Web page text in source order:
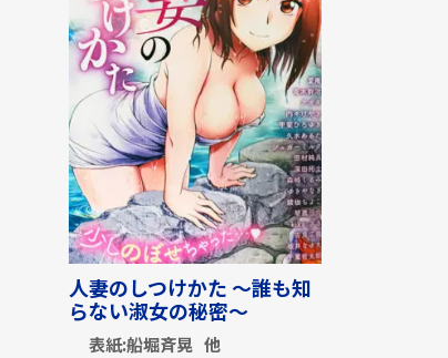
人妻のしつけかた ～誰も知
らない淑女の秘密～
表紙:船堀斉晃 他